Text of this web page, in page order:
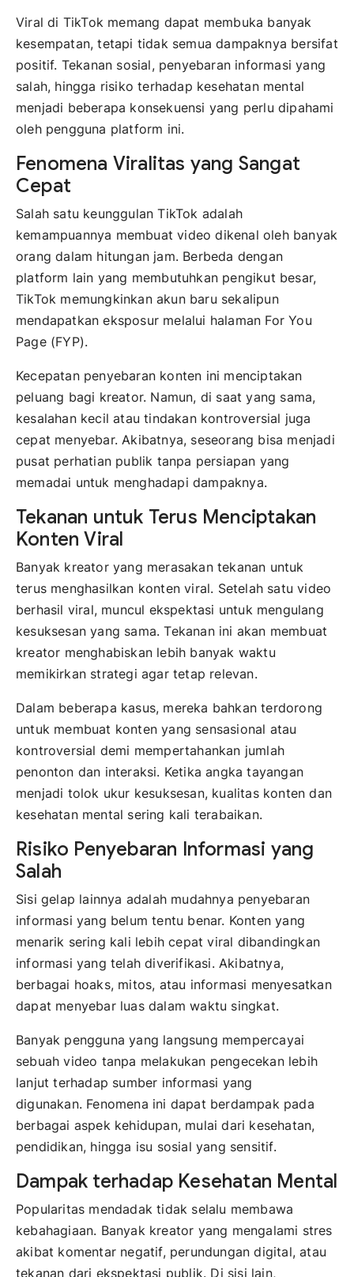
Viral di TikTok memang dapat membuka banyak
kesempatan, tetapi tidak semua dampaknya bersifat
positif. Tekanan sosial, penyebaran informasi yang
salah, hingga risiko terhadap kesehatan mental
menjadi beberapa konsekuensi yang perlu dipahami
oleh pengguna platform ini.
Fenomena Viralitas yang Sangat
Cepat
Salah satu keunggulan TikTok adalah
kemampuannya membuat video dikenal oleh banyak
orang dalam hitungan jam. Berbeda dengan
platform lain yang membutuhkan pengikut besar,
TikTok memungkinkan akun baru sekalipun
mendapatkan eksposur melalui halaman For You
Page (FYP).
Kecepatan penyebaran konten ini menciptakan
peluang bagi kreator. Namun, di saat yang sama,
kesalahan kecil atau tindakan kontroversial juga
cepat menyebar. Akibatnya, seseorang bisa menjadi
pusat perhatian publik tanpa persiapan yang
memadai untuk menghadapi dampaknya.
Tekanan untuk Terus Menciptakan
Konten Viral
Banyak kreator yang merasakan tekanan untuk
terus menghasilkan konten viral. Setelah satu video
berhasil viral, muncul ekspektasi untuk mengulang
kesuksesan yang sama. Tekanan ini akan membuat
kreator menghabiskan lebih banyak waktu
memikirkan strategi agar tetap relevan.
Dalam beberapa kasus, mereka bahkan terdorong
untuk membuat konten yang sensasional atau
kontroversial demi mempertahankan jumlah
penonton dan interaksi. Ketika angka tayangan
menjadi tolok ukur kesuksesan, kualitas konten dan
kesehatan mental sering kali terabaikan.
Risiko Penyebaran Informasi yang
Salah
Sisi gelap lainnya adalah mudahnya penyebaran
informasi yang belum tentu benar. Konten yang
menarik sering kali lebih cepat viral dibandingkan
informasi yang telah diverifikasi. Akibatnya,
berbagai hoaks, mitos, atau informasi menyesatkan
dapat menyebar luas dalam waktu singkat.
Banyak pengguna yang langsung mempercayai
sebuah video tanpa melakukan pengecekan lebih
lanjut terhadap sumber informasi yang
digunakan. Fenomena ini dapat berdampak pada
berbagai aspek kehidupan, mulai dari kesehatan,
pendidikan, hingga isu sosial yang sensitif.
Dampak terhadap Kesehatan Mental
Popularitas mendadak tidak selalu membawa
kebahagiaan. Banyak kreator yang mengalami stres
akibat komentar negatif, perundungan digital, atau
tekanan dari ekspektasi publik. Di sisi lain,